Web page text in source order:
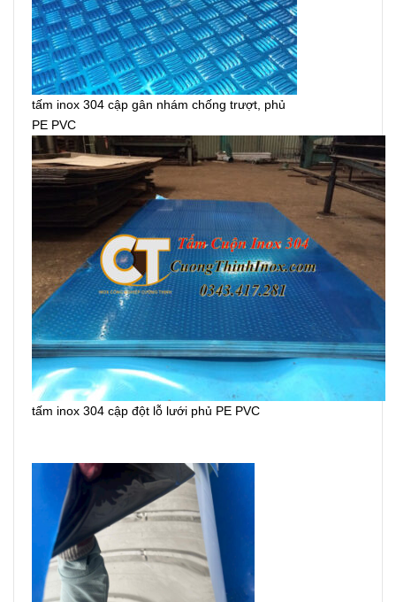
tấm inox 304 cập gân nhám chống trượt, phủ
PE PVC
tấm inox 304 cập đột lỗ lưới phủ PE PVC